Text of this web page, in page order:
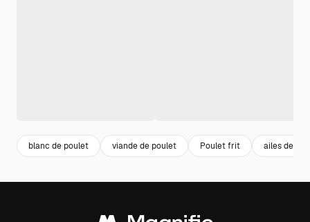
blanc de poulet viande de poulet Poulet frit ailes de